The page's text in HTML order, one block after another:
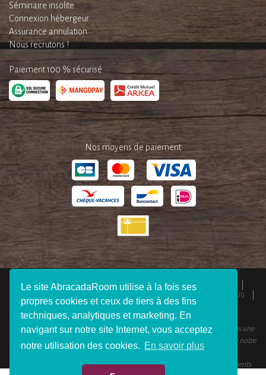
Le site AbracadaRoom utilise à la fois ses
propres cookies et ceux de tiers à des fins
techniques, analytiques et marketing. En
navigant sur notre site Internet, vous acceptez
notre utilisation des cookies. En savoir plus
Séminaire insolite
Connexion hébergeur
Assurance annulation
Nous recrutons !
Paiement 100 % sécurisé
Nos moyens de paiement
QUI SOMMES-NOUS ? ESPACE PRESSE
MENTIONS LÉGALES
REJOIGNEZ-NOUS
CONNEXION VOYAGEUR
FAQ CONTACTEZ-NOUS
© 2012 - 2026 AbracadaRoom Tous droits réservés. AbracadaRoom n’est pas une
agence de voyage et ne facture aucun frais de service pour les utilisateurs de notre
AbracadaRoom.com a une note moyenne de 4.6 sur 5 basée sur 451
avis clients.